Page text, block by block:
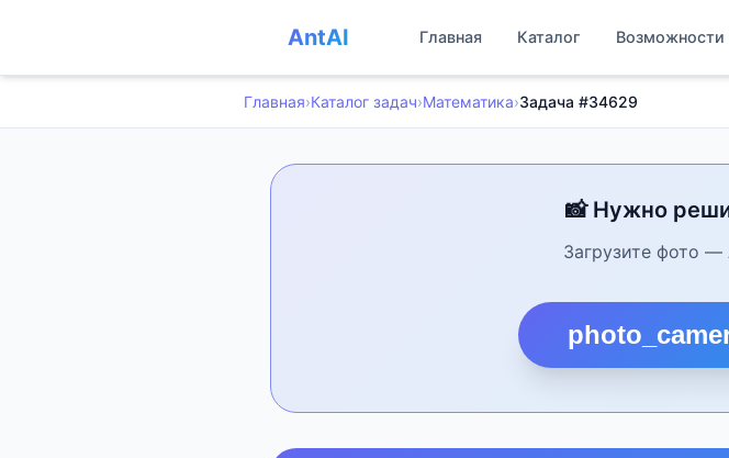
AntAI Главная Каталог Возможности
Главная›Каталог задач›Математика›Задача #34629
📸 Нужно
Загрузите фото —